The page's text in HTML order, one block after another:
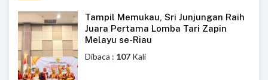
Tampil Memukau, Sri Junjungan Raih
Juara Pertama Lomba Tari Zapin
Melayu se-Riau
Dibaca : 107 Kali